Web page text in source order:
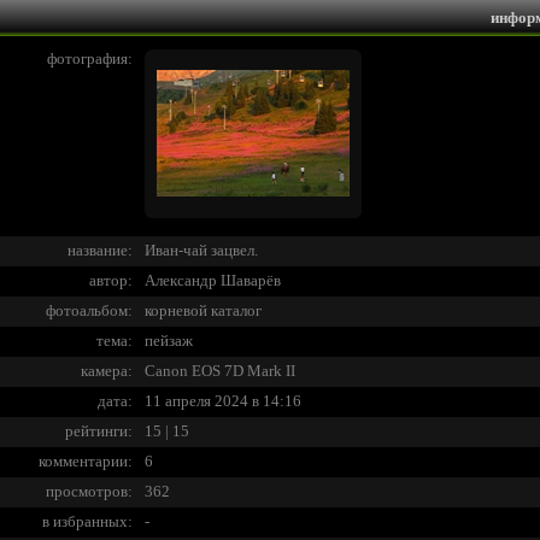
фотография:
название:
Иван-чай зацвел.
автор:
Александр Шаварёв
фотоальбом:
корневой каталог
тема:
пейзаж
камера:
Canon EOS 7D Mark II
дата:
11 апреля 2024 в 14:16
рейтинги:
15 | 15
комментарии:
6
просмотров:
362
в избранных:
-